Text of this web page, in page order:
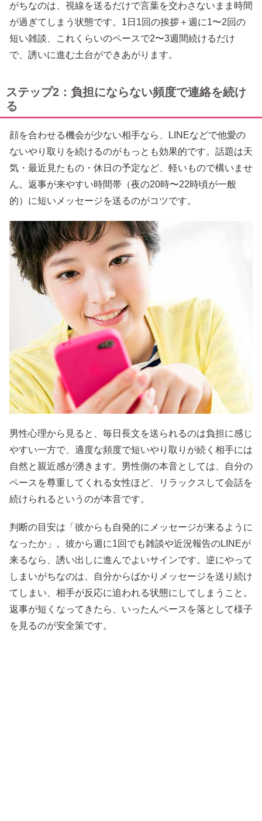
がちなのは、視線を送るだけで言葉を交わさないまま時間
が過ぎてしまう状態です。1日1回の挨拶＋週に1〜2回の
短い雑談、これくらいのペースで2〜3週間続けるだけ
で、誘いに進む土台ができあがります。
ステップ2：負担にならない頻度で連絡を続け
る
顔を合わせる機会が少ない相手なら、LINEなどで他愛の
ないやり取りを続けるのがもっとも効果的です。話題は天
気・最近見たもの・休日の予定など、軽いもので構いませ
ん。返事が来やすい時間帯（夜の20時〜22時頃が一般
的）に短いメッセージを送るのがコツです。
男性心理から見ると、毎日長文を送られるのは負担に感じ
やすい一方で、適度な頻度で短いやり取りが続く相手には
自然と親近感が湧きます。男性側の本音としては、自分の
ペースを尊重してくれる女性ほど、リラックスして会話を
続けられるというのが本音です。
判断の目安は「彼からも自発的にメッセージが来るように
なったか」。彼から週に1回でも雑談や近況報告のLINEが
来るなら、誘い出しに進んでよいサインです。逆にやって
しまいがちなのは、自分からばかりメッセージを送り続け
てしまい、相手が反応に追われる状態にしてしまうこと。
返事が短くなってきたら、いったんペースを落として様子
を見るのが安全策です。